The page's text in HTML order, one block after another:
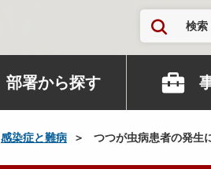
検索
部署から探す
感染症と難病 つつが虫病患者の発生